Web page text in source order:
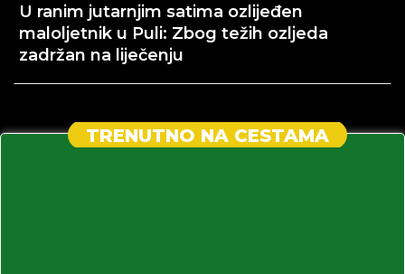
U ranim jutarnjim satima ozlijeđen
maloljetnik u Puli: Zbog težih ozljeda
zadržan na liječenju
TRENUTNO NA CESTAMA